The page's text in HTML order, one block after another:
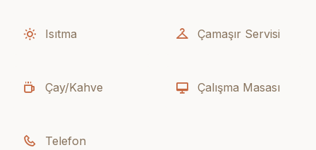
Isıtma Çamaşır Servisi
Çay/Kahve Çalışma Masası
Telefon